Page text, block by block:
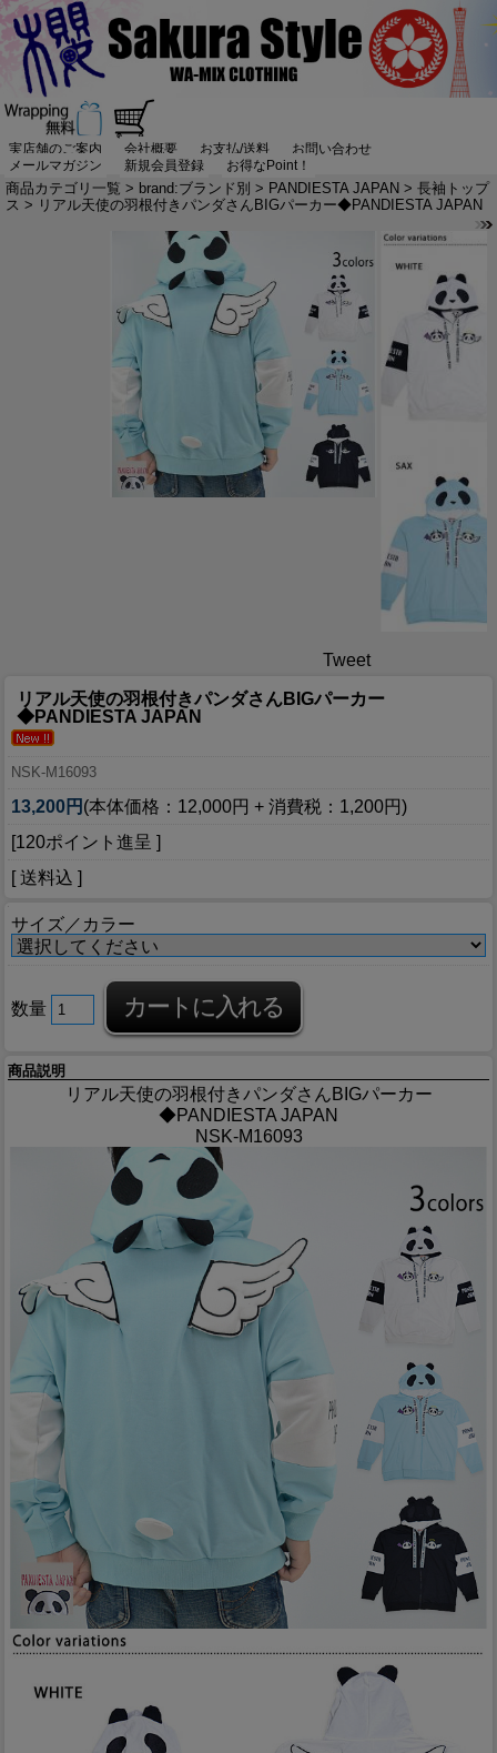
実店舗のご案内 会社概要 お支払/送料
お問い合わせ
メールマガジン
新規会員登録 お得なPoint！
商品カテゴリ一覧 > brand:ブランド別 > PANDIESTA JAPAN > 長袖トップ
ス > リアル天使の羽根付きパンダさんBIGパーカー◆PANDIESTA JAPAN
Tweet
リアル天使の羽根付きパンダさんBIGパーカー
◆PANDIESTA JAPAN
NSK-M16093
13,200円 (本体価格：12,000円 + 消費税：1,200円)
[120ポイント進呈 ]
[ 送料込 ]
サイズ／カラー
数量
商品説明
リアル天使の羽根付きパンダさんBIGパーカー
◆PANDIESTA JAPAN
NSK-M16093